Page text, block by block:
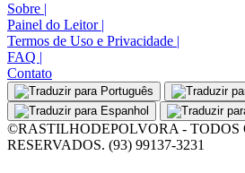
Sobre |
Painel do Leitor |
Termos de Uso e Privacidade |
FAQ |
Contato
©RASTILHODEPOLVORA - TODOS
RESERVADOS. (93) 99137-3231